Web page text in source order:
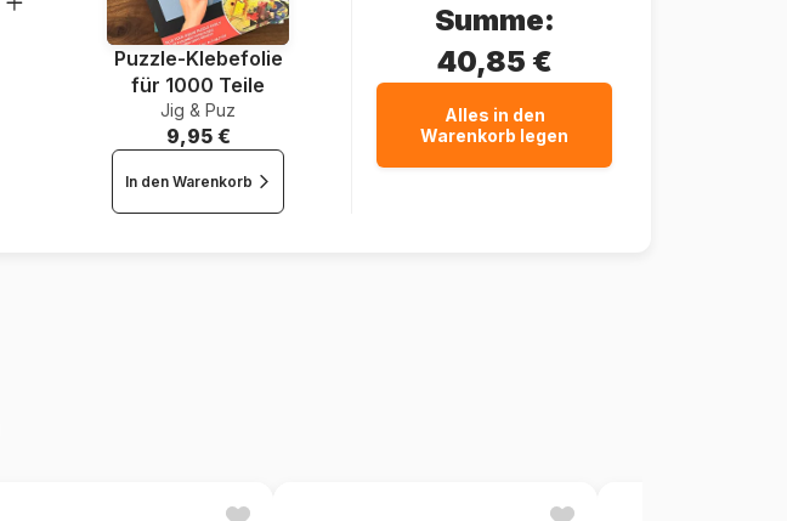
Puzzle-Klebefolie
für 1000 Teile
Jig & Puz
9,95 €
In den Warenkorb
Summe:
40,85 €
Alles in den
Warenkorb legen